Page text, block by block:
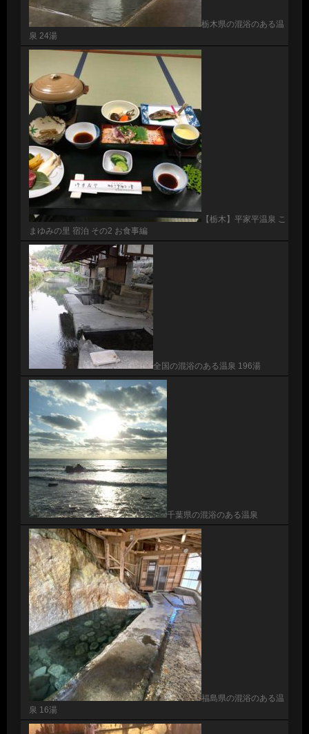
栃木県の混浴のある温
泉 24湯
【栃木】平家平温泉 こ
まゆみの里 宿泊 その2 お食事編
全国の混浴のある温泉 196湯
千葉県の混浴のある温泉
福島県の混浴のある温
泉 16湯